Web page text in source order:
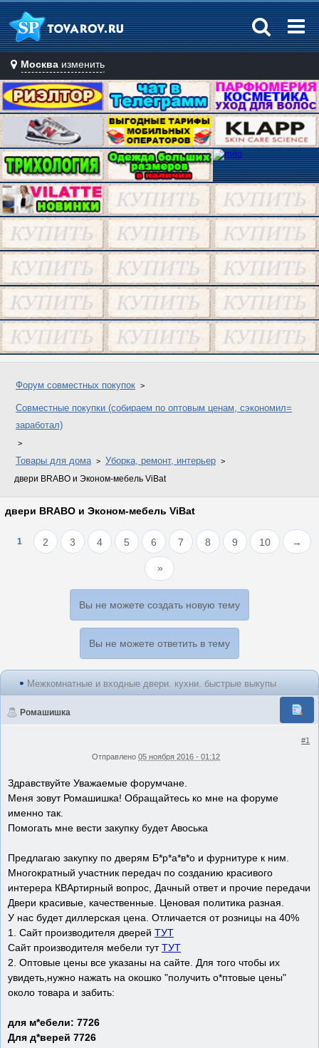
Москва изменить
Форум совместных покупок
Совместные покупки (собираем по оптовым ценам, сэкономил=
заработал)
Товары для дома Уборка, ремонт, интерьер
двери BRAВО и Эконом-мебель ViВаt
двери BRAВО и Эконом-мебель ViВаt
1 2 3 4 5 6 7 8 9 10 →
Вы не можете создать новую тему
Вы не можете ответить в тему
Межкомнатные и входные двери. кухни. быстрые выкупы
Ромашишка
#1
Отправлено 05 ноября 2016 - 01:12
Здравствуйте Уважаемые форумчане.
Меня зовут Ромашишка! Обращайтесь ко мне на форуме
именно так.
Помогать мне вести закупку будет Авоська
Предлагаю закупку по дверям Б*р*а*в*о и фурнитуре к ним.
Многократный участник передач по созданию красивого
интерера КВАртирный вопрос, Дачный ответ и прочие передачи
Двери красивые, качественные. Ценовая политика разная.
У нас будет диллерская цена. Отличается от розницы на 40%
1. Сайт производителя дверей ТУТ
Сайт производителя мебели тутТУТ
2. Оптовые цены все указаны на сайте. Для того чтобы их
увидеть,нужно нажать на окошко "получить о*птовые цены"
около товара и забить:
для м*ебели: 7726
Для д*верей 7726